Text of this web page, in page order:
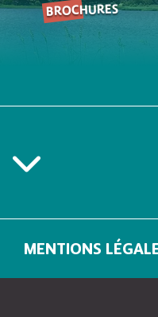
BROCHURES
MENTIONS